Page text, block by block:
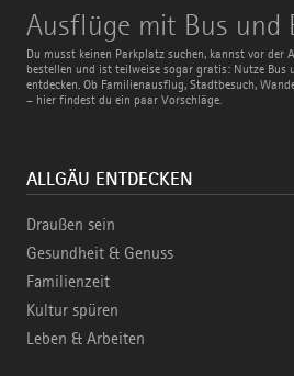
Ausflüge mit Bus und
Du musst keinen Parkplatz suchen, kannst vor der
bestellen und ist teilweise sogar gratis: Nutze Bus
entdecken. Ob Familienausflug, Stadtbesuch,
– hier findest du ein paar Vorschläge.
Ausflüge
mit
Bus
und
Bahn
ALLGÄU ENTDECKEN
Draußen sein
Gesundheit & Genuss
Familienzeit
Kultur spüren
Leben & Arbeiten